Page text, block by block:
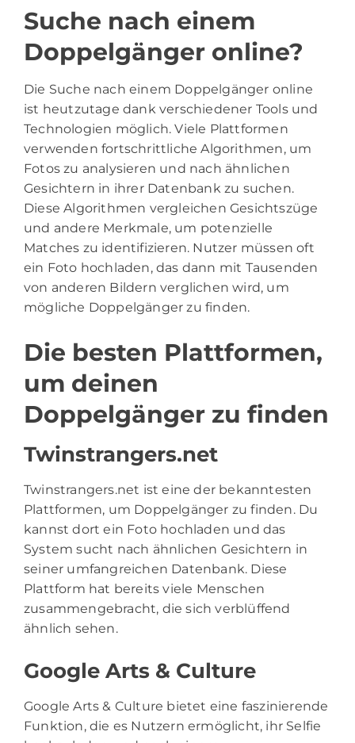
Suche nach einem
Doppelgänger online?
Die Suche nach einem Doppelgänger online
ist heutzutage dank verschiedener Tools und
Technologien möglich. Viele Plattformen
verwenden fortschrittliche Algorithmen, um
Fotos zu analysieren und nach ähnlichen
Gesichtern in ihrer Datenbank zu suchen.
Diese Algorithmen vergleichen Gesichtszüge
und andere Merkmale, um potenzielle
Matches zu identifizieren. Nutzer müssen oft
ein Foto hochladen, das dann mit Tausenden
von anderen Bildern verglichen wird, um
mögliche Doppelgänger zu finden.
Die besten Plattformen,
um deinen
Doppelgänger zu finden
Twinstrangers.net
Twinstrangers.net ist eine der bekanntesten
Plattformen, um Doppelgänger zu finden. Du
kannst dort ein Foto hochladen und das
System sucht nach ähnlichen Gesichtern in
seiner umfangreichen Datenbank. Diese
Plattform hat bereits viele Menschen
zusammengebracht, die sich verblüffend
ähnlich sehen.
Google Arts & Culture
Google Arts & Culture bietet eine faszinierende
Funktion, die es Nutzern ermöglicht, ihr Selfie